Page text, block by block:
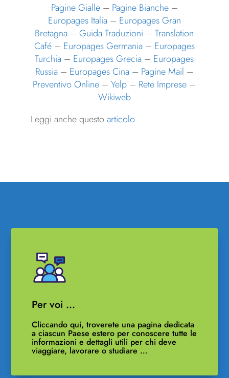
Pagine Gialle– Pagine Bianche–
Europages Italia– Europages Gran
Bretagna –Guida Traduzioni –Translation
Café– Europages Germania– Europages
Turchia – Europages Grecia – Europages
Russia – Europages Cina – Pagine Mail –
Preventivo Online –Yelp – Rete Imprese –
Wikiweb
Leggi anche questoarticolo
Per voi …
Cliccando qui, troverete una pagina dedicata
a ciascun Paese estero per conoscere tutte le
informazioni e dettagli utili per chi deve
viaggiare, lavorare o studiare …